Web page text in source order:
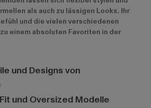
als auch zu lässigen Looks. Ihr
und die vielen verschiedenen
einem absoluten Favoriten in der
und Designs von
und Oversized Modelle